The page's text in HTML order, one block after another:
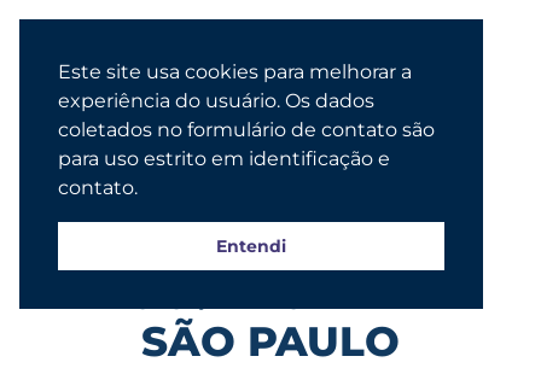
SÃO PAULO
Este site usa cookies para melhorar a
experiência do usuário. Os dados
coletados no formulário de contato são
para uso estrito em identificação e
contato.
Entendi